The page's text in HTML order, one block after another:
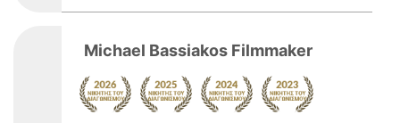
Michael Bassiakos Filmmaker